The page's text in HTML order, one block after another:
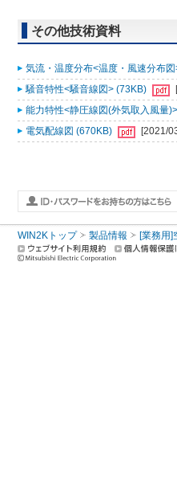
その他技術資料
気流・温度分布<温度・風速分布
騒音特性<騒音線図> (73KB)
能力特性<静圧線図(外気取入風量
電気配線図 (670KB)
[2021/
WIN2Kトップ 製品情報 [業務用]